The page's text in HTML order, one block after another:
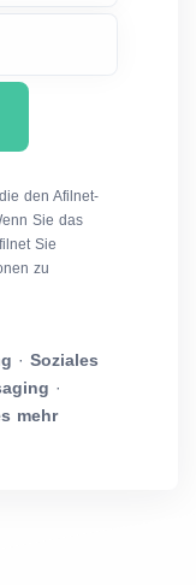
den Afilnet-
Sie das
Sie
zu
· Soziales
·
mehr